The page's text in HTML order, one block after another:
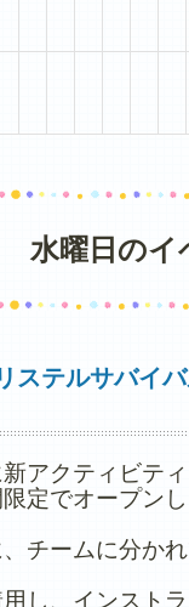
水曜日の
ステルサバイ
アクティビテ
定でオープン
チームに分か
し、インスト